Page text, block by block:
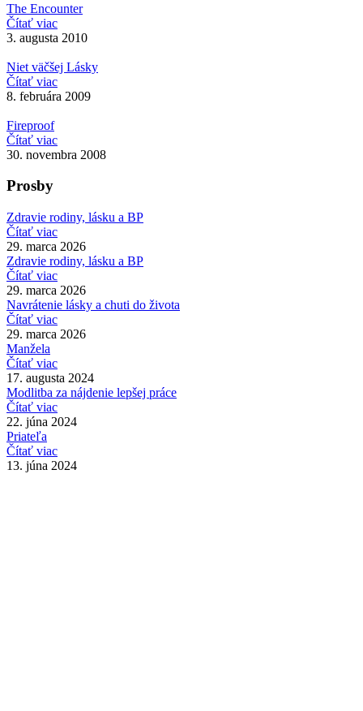
The Encounter
Čítať viac
3. augusta 2010
Niet väčšej Lásky
Čítať viac
8. februára 2009
Fireproof
Čítať viac
30. novembra 2008
Prosby
Zdravie rodiny, lásku a BP
Čítať viac
29. marca 2026
Zdravie rodiny, lásku a BP
Čítať viac
29. marca 2026
Navrátenie lásky a chuti do života
Čítať viac
29. marca 2026
Manžela
Čítať viac
17. augusta 2024
Modlitba za nájdenie lepšej práce
Čítať viac
22. júna 2024
Priateľa
Čítať viac
13. júna 2024